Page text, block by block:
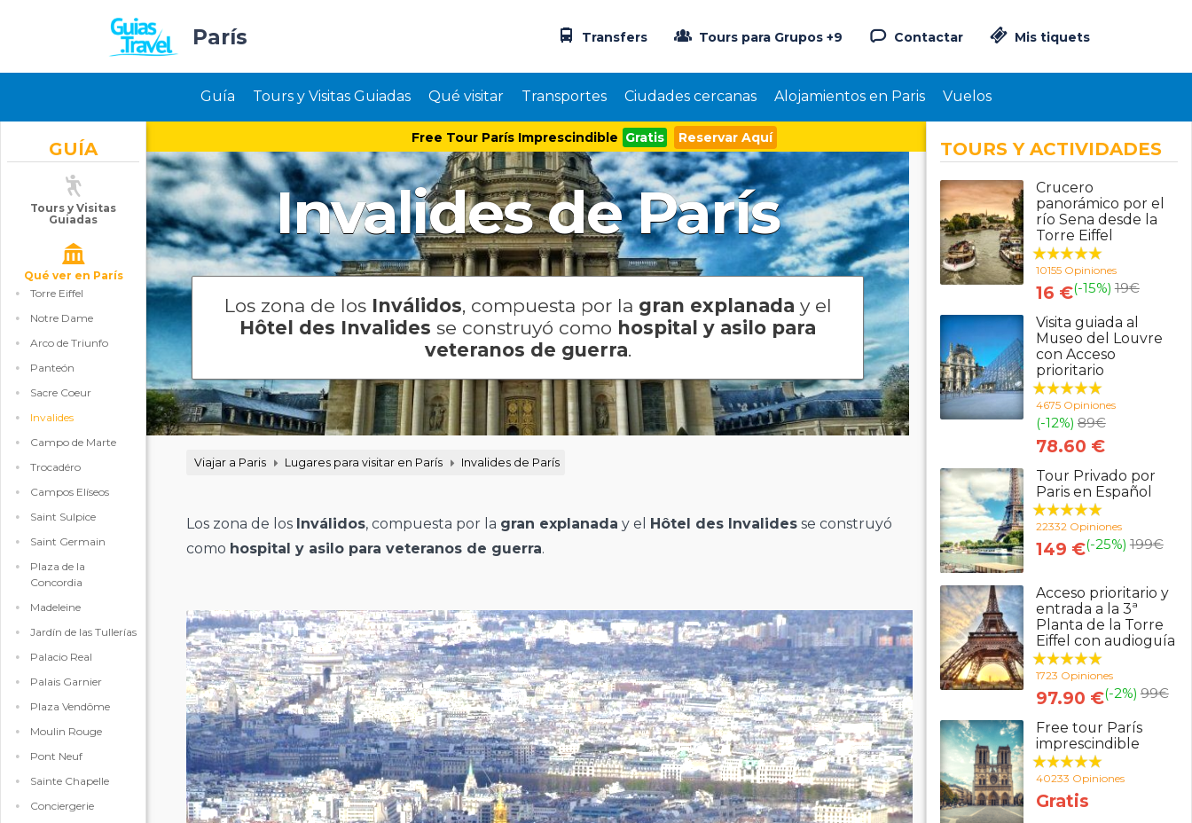
Free Tour París Imprescindible Gratis Reservar Aquí
París Mis tiquets
Contactar
Tours para Grupos +9
Transfers
Guía Tours y Visitas Guiadas Qué visitar Transportes Ciudades cercanas Alojamientos en Paris Vuelos
GUÍA
Tours y Visitas
Guiadas
Qué ver en París
Torre Eiffel
Notre Dame
Arco de Triunfo
Panteón
Sacre Coeur
Invalides
Campo de Marte
Trocadéro
Campos Elíseos
Saint Sulpice
Saint Germain
Plaza de la
Concordia
Madeleine
Jardín de las Tullerías
Palacio Real
Palais Garnier
Plaza Vendôme
Moulin Rouge
Pont Neuf
Sainte Chapelle
Conciergerie
Invalides de París
Los zona de los Inválidos, compuesta por la gran explanada y el
Hôtel des Invalides se construyó como hospital y asilo para
veteranos de guerra.
Viajar a Paris Lugares para visitar en París Invalides de París
Los zona de los Inválidos, compuesta por la gran explanada y el Hôtel des Invalides se construyó
como hospital y asilo para veteranos de guerra.
TOURS Y ACTIVIDADES
Crucero
panorámico por el
río Sena desde la
Torre Eiffel
10155 Opiniones
(-15%) 19€
16 €
Visita guiada al
Museo del Louvre
con Acceso
prioritario
4675 Opiniones
(-12%) 89€
78.60 €
Tour Privado por
Paris en Español
22332 Opiniones
(-25%) 199€
149 €
Acceso prioritario y
entrada a la 3ª
Planta de la Torre
Eiffel con audioguía
1723 Opiniones
(-2%) 99€
97.90 €
Free tour París
imprescindible
40233 Opiniones
Gratis